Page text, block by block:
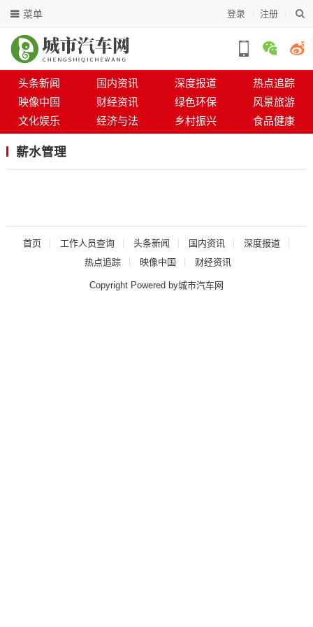
登录 注册
菜单
头条新闻 国内资讯 深度报道
热点追踪
映像中国
财经资讯 绿色环保
风景旅游
文化娱乐
经济与法 乡村振兴 食品健康
薪水管理
首页 工作人员查询 头条新闻 国内资讯
深度报道
热点追踪
映像中国 财经资讯
Copyright Powered by城市汽车网